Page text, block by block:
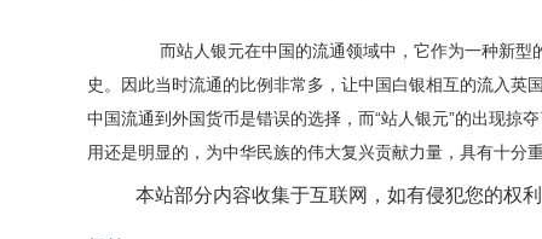
而站人银元在中国的流通领域中，它作为一种新型
史。因此当时流通的比例非常多，让中国白银相互的流入
中国流通到外国货币是错误的选择，而“站人银元”的出现掠
用还是明显的，为中华民族的伟大复兴贡献力量，具有十分
本站部分内容收集于互联网，如有侵犯您的权